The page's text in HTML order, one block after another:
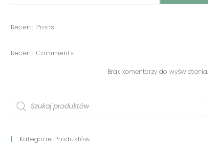
Recent Posts
Recent Comments
Brak komentarzy do wyświetlenia.
Kategorie Produktów